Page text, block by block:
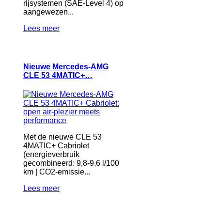
rijsystemen (SAE-Level 4) op
aangewezen...
Lees meer
Nieuwe Mercedes-AMG
CLE 53 4MATIC+…
Met de nieuwe CLE 53
4MATIC+ Cabriolet
(energieverbruik
gecombineerd: 9,8-9,6 l/100
km | CO2-emissie...
Lees meer